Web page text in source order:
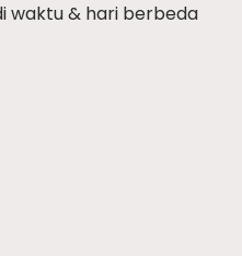
waktu & hari berbeda